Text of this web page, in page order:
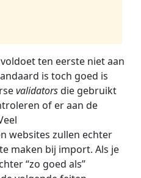
voldoet ten eerste niet aan
is toch goed is
validatorsdie gebruikt
of er aan de
websites zullen echter
maken bij import. Als je
“zo goed als”